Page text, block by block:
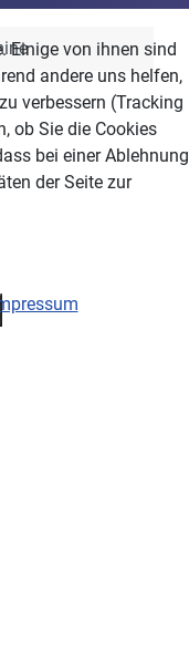
Einige von ihnen sind
andere uns helfen,
verbessern (Tracking
ob Sie die Cookies
bei einer Ablehnung
der Seite zur